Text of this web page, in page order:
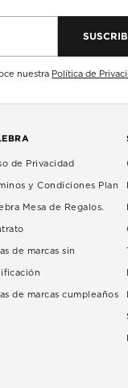
nuestra Política de
de Privacidad
y Condiciones Plan
Mesa de Regalos.
de marcas sin
de marcas cumpleaños